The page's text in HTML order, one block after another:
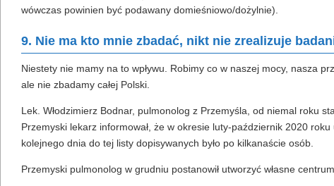
wówczas powinien być podawany domieśniowo/dożylnie).
9. Nie ma kto mnie zbadać, nikt nie zrealizuje
Niestety nie mamy na to wpływu. Robimy co w naszej mocy, nasza
ale nie zbadamy całej Polski.
Lek. Włodzimierz Bodnar, pulmonolog z Przemyśla, od niemal roku
Przemyski lekarz informował, że w okresie luty-październik 2020
kolejnego dnia do tej listy dopisywanych było po kilkanaście osób.
Przemyski pulmonolog w grudniu postanowił utworzyć własne